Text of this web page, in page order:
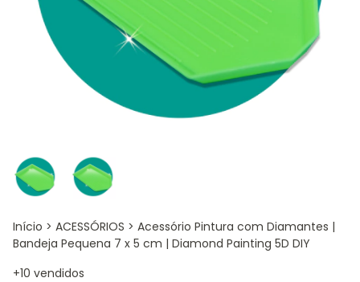
Início > ACESSÓRIOS > Acessório Pintura com Diamantes |
Bandeja Pequena 7 x 5 cm | Diamond Painting 5D DIY
+10 vendidos